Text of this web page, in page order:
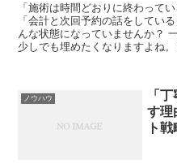
「施術は時間どおりに終わって
「会計と次回予約の話をしてい
んな状態になっていませんか？
少しでも埋めたくなりますよね
ノウハウ
「
す理
ト